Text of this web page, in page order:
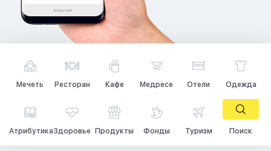
Мечеть Ресторан Кафе Медресе Отели Одежда
АтрибутикаЗдоровье Продукты Фонды Туризм Поиск